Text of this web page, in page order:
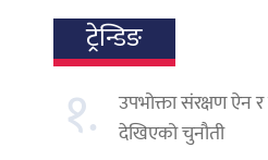
ट्रेन्डिङ
१.
उपभोक्ता संरक्षण ऐन र
देखिएको चुनौती